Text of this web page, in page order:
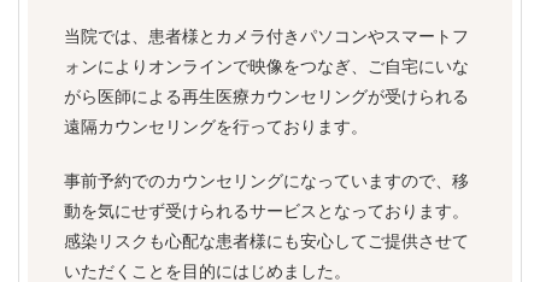
当院では、患者様とカメラ付きパソコンやスマートフ
ォンによりオンラインで映像をつなぎ、ご自宅にいな
がら医師による再生医療カウンセリングが受けられる
遠隔カウンセリングを行っております。
事前予約でのカウンセリングになっていますので、移
動を気にせず受けられるサービスとなっております。
感染リスクも心配な患者様にも安心してご提供させて
いただくことを目的にはじめました。